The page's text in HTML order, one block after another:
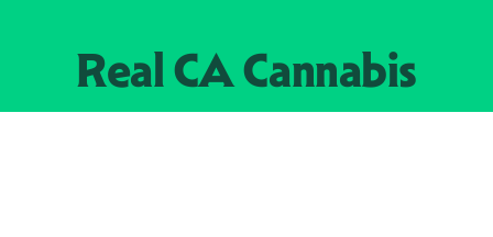
Real CACannabis